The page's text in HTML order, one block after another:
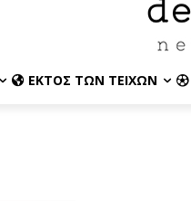
ΕΚΤΌΣ ΤΩΝ ΤΕΙΧΏΝ